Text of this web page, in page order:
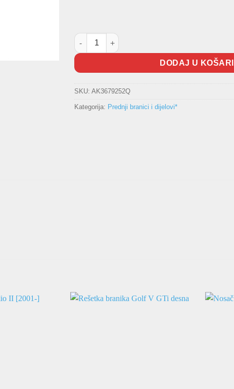
Lajsne branika Clio III -2009 TopQuality
DODAJ U
SKU: AK3679252Q
Kategorija: Prednji branici i dijelovi*